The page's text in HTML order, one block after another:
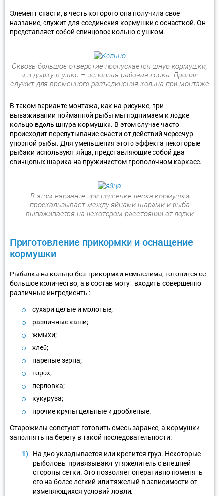
Элемент снасти, в честь которого она получила свое
название, служит для соединения кормушки с оснасткой. Он
представляет собой свинцовое кольцо с ушком.
Сквозь большое отверстие пропускается шнур кормушки,
а в дырку в ушке – основная рабочая леска. Пропил
служит для временного разъединения кольца при монтаже
В таком варианте монтажа, как на рисунке, при
вываживании пойманной рыбы мы поднимаем к лодке
кольцо вдоль шнура кормушки. В этом случае часто
происходит перепутывание снасти от действий чересчур
упорной рыбы. Для уменьшения этого эффекта некоторые
рыбаки используют яйца, представляющие собой два
свинцовых шарика на пружинистом проволочном каркасе.
В этом варианте при подсечке леска кормушки
проскальзывает между яйцами-шарами и рыба
вываживается на некотором расстоянии от лодки
Приготовление прикормки и оснащение
кормушки
Рыбалка на кольцо без прикормки немыслима, готовится ее
большое количество, а в состав могут входить совершенно
различные ингредиенты:
сухари целые и молотые;
различные каши;
жмыхи;
хлеб;
пареные зерна;
горох;
перловка;
кукуруза;
прочие крупы цельные и дробленые.
Старожилы советуют готовить смесь заранее, а кормушки
заполнять на берегу в такой последовательности:
На дно укладывается или крепится груз. Некоторые
рыболовы привязывают утяжелитель с внешней
стороны сетки. Это позволяет оперативно поменять
его на более легкий или тяжелый в зависимости от
изменяющихся условий ловли.